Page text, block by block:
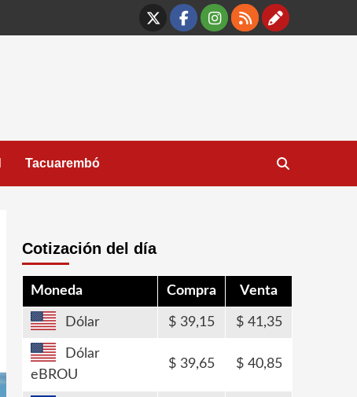
X Facebook
Instagram
RSS
Tacuarembó
Cotización del día
Moneda Compra Venta
Dólar 39,15 41,35
Dólar
eBROU
39,65 40,85